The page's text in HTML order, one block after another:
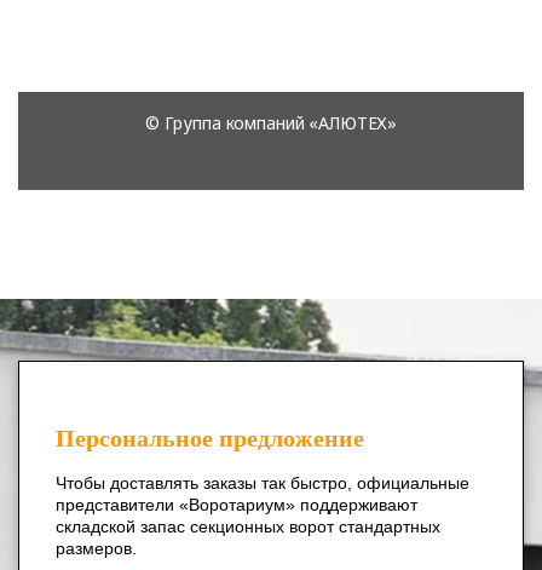
Персональное предложение
Чтобы доставлять заказы так быстро, официальные
представители «Воротариум» поддерживают
складской запас секционных ворот стандартных
размеров.